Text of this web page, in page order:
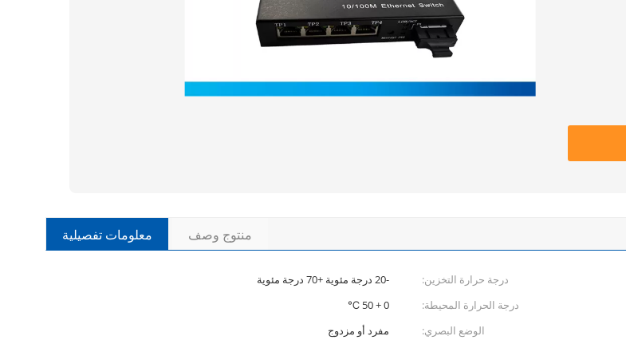
معلومات تفصيلية منتوج وصف
درجة حرارة التخزين:
-20 درجة مئوية +70 درجة مئوية
درجة الحرارة المحيطة:
0 + 50 ℃
الوضع البصري:
مفرد أو مزدوج